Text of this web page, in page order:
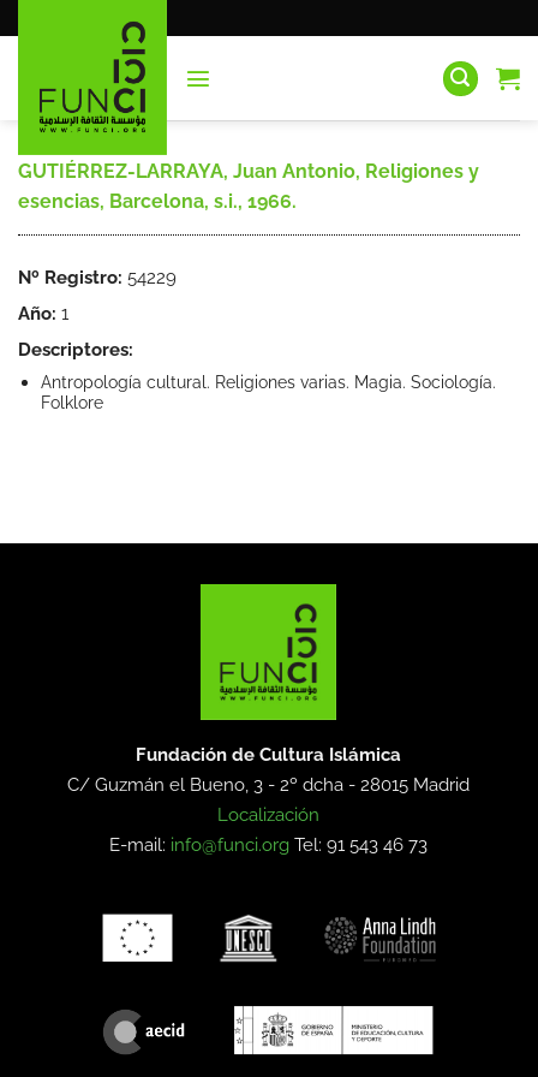
al
GUTIÉRREZ-LARRAYA, Juan Antonio, Religiones y
esencias, Barcelona, s.i., 1966.
Nº Registro: 54229
Año: 1
Descriptores:
Antropología cultural. Religiones varias. Magia. Sociología.
Folklore
Fundación de Cultura Islámica
C/ Guzmán el Bueno, 3 - 2º dcha -28015 Madrid
Localización
E-mail: info@funci.org Tel: 91 543 46 73